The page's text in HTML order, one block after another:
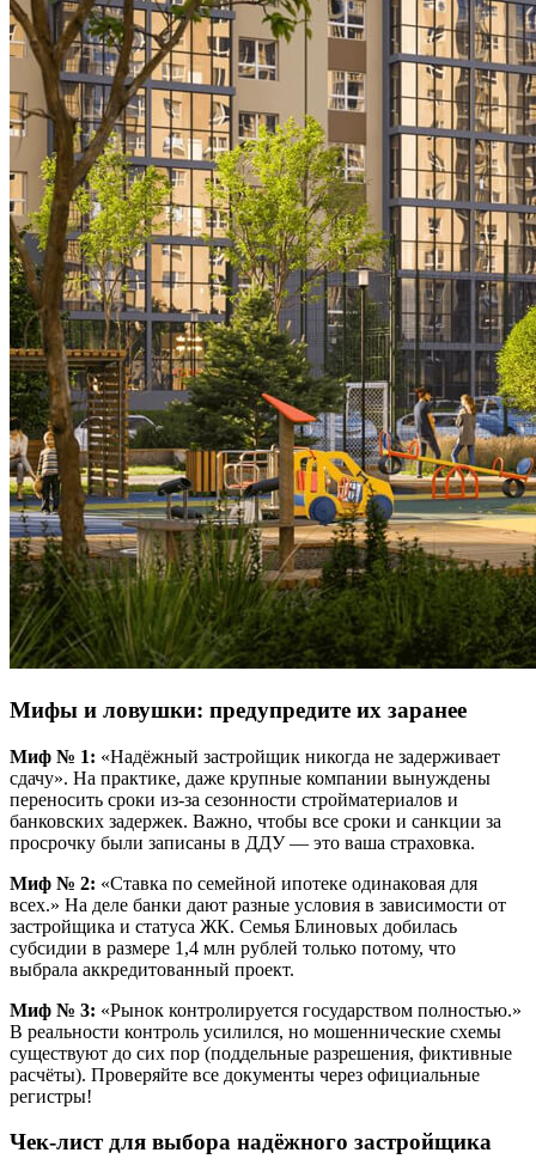
Мифы и ловушки: предупредите их заранее
Миф № 1: «Надёжный застройщик никогда не задерживает
сдачу». На практике, даже крупные компании вынуждены
переносить сроки из-за сезонности стройматериалов и
банковских задержек. Важно, чтобы все сроки и санкции за
просрочку были записаны в ДДУ — это ваша страховка.
Миф № 2: «Ставка по семейной ипотеке одинаковая для
всех.» На деле банки дают разные условия в зависимости от
застройщика и статуса ЖК. Семья Блиновых добилась
субсидии в размере 1,4 млн рублей только потому, что
выбрала аккредитованный проект.
Миф № 3: «Рынок контролируется государством полностью.»
В реальности контроль усилился, но мошеннические схемы
существуют до сих пор (поддельные разрешения, фиктивные
расчёты). Проверяйте все документы через официальные
регистры!
Чек-лист для выбора надёжного застройщика